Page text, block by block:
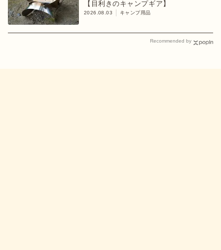
【目利きのキャンプギア】
2026.08.03 キャンプ用品
Recommended by